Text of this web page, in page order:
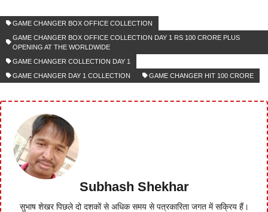
GAME CHANGER BOX OFFICE COLLECTION
GAME CHANGER BOX OFFICE COLLECTION DAY 1 RS 100 CRORE PLUS
OPENING AT THE WORLDWIDE
GAME CHANGER COLLECTION DAY 1
GAME CHANGER DAY 1 COLLECTION
GAME CHANGER HIT 100 CRORE
Subhash Shekhar
सुभाष शेखर पिछले दो दशकों से अधिक समय से पत्रकारिता जगत में सक्रिय हैं।